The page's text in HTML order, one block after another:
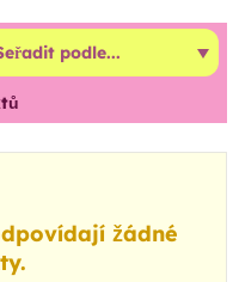
žádné